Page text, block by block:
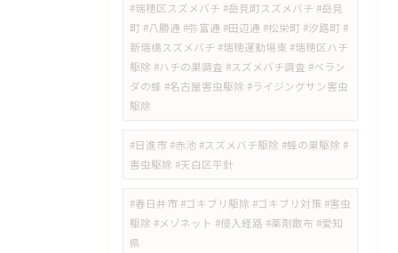
#瑞穂区スズメバチ #岳見町スズメバチ #岳見
町 #八勝通 #弥富通 #田辺通 #松栄町 #汐路町 #
新瑞橋スズメバチ #瑞穂運動場東 #瑞穂区ハチ
駆除 #ハチの巣調査 #スズメバチ調査 #ベラン
ダの蜂 #名古屋害虫駆除 #ライジングサン害虫
駆除
#日進市 #赤池 #スズメバチ駆除 #蜂の巣駆除 #
害虫駆除 #天白区平針
#春日井市 #ゴキブリ駆除 #ゴキブリ対策 #害虫
駆除 #メゾネット #侵入経路 #薬剤散布 #愛知
県